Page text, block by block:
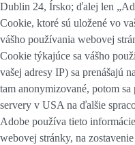
Dublin 24, Írsko; ďalej len
Cookie, ktoré sú uložené vo
vášho používania webovej
Cookie týkajúce sa vášho
vašej adresy IP) sa prenášajú
tam anonymizované, potom
servery v USA na ďalšie
Adobe používa tieto
webovej stránky, na